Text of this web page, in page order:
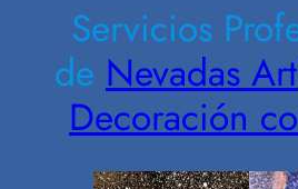
Servicios
de Nevadas
Decoración